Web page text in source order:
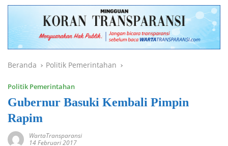
Beranda Politik Pemerintahan
Politik Pemerintahan
Gubernur Basuki Kembali Pimpin
Rapim
WartaTransparansi
14 Februari 2017